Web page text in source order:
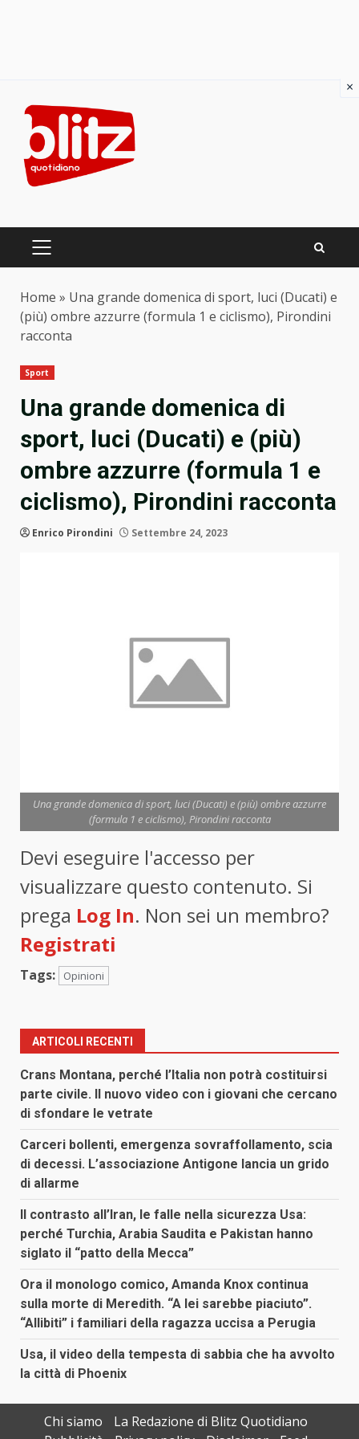
content
PRIMARY
Home » Una grande domenica di sport, luci (Ducati) e
(più) ombre azzurre (formula 1 e ciclismo), Pirondini
racconta
Sport
Una grande domenica di
sport, luci (Ducati) e (più)
ombre azzurre (formula 1 e
ciclismo), Pirondini racconta
Enrico Pirondini Settembre 24, 2023
Una grande domenica di sport, luci (Ducati) e (più) ombre azzurre
(formula 1 e ciclismo), Pirondini racconta
Devi eseguire l'accesso per
visualizzare questo contenuto. Si
prega Log In. Non sei un membro?
Registrati
Tags: Opinioni
ARTICOLI RECENTI
Crans Montana, perché l’Italia non potrà costituirsi
parte civile. Il nuovo video con i giovani che cercano
di sfondare le vetrate
Carceri bollenti, emergenza sovraffollamento, scia
di decessi. L’associazione Antigone lancia un grido
di allarme
Il contrasto all’Iran, le falle nella sicurezza Usa:
perché Turchia, Arabia Saudita e Pakistan hanno
siglato il “patto della Mecca”
Ora il monologo comico, Amanda Knox continua
sulla morte di Meredith. “A lei sarebbe piaciuto”.
“Allibiti” i familiari della ragazza uccisa a Perugia
Usa, il video della tempesta di sabbia che ha avvolto
la città di Phoenix
Chi siamo
La Redazione di Blitz Quotidiano
×